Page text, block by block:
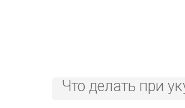
Что делать при